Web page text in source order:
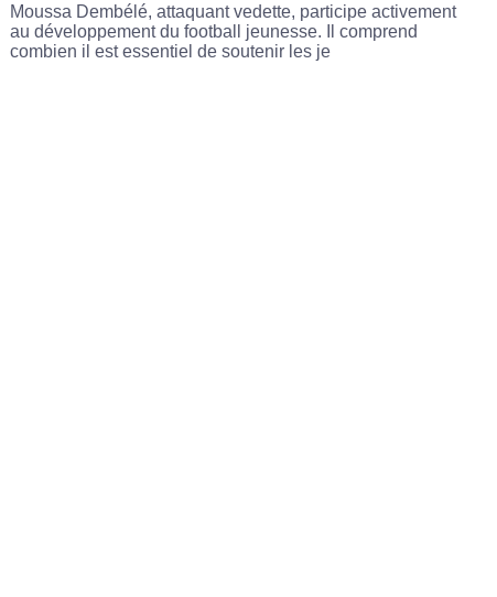
Moussa Dembélé, attaquant vedette, participe activement
au développement du football jeunesse. Il comprend
combien il est essentiel de soutenir les je